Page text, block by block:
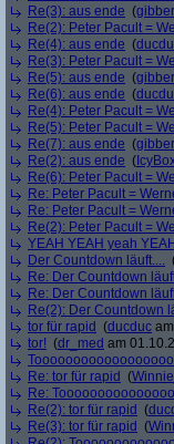
Re(3): aus ende (
Re(2): Peter Pacult =
Re(4): aus ende (
Re(3): Peter Pacult =
Re(5): aus ende (
Re(6): aus ende (
Re(4): Peter Pacult =
Re(5): Peter Pacult =
Re(7): aus ende (
Re(2): aus ende (
Re(6): Peter Pacult =
Re: Peter Pacult =
Re: Peter Pacult =
Re(2): Peter Pacult =
YEAH YEAH yeah YEAH
Der Countdown läuft....
Re: Der Countdown
Re: Der Countdown
Re(2): Der Countdown
tor für rapid (ducduc
tor! (dr_med am
Re: tor für rapid (
Re:
Re(2): tor für rapid (
Re(3): tor für rapid (